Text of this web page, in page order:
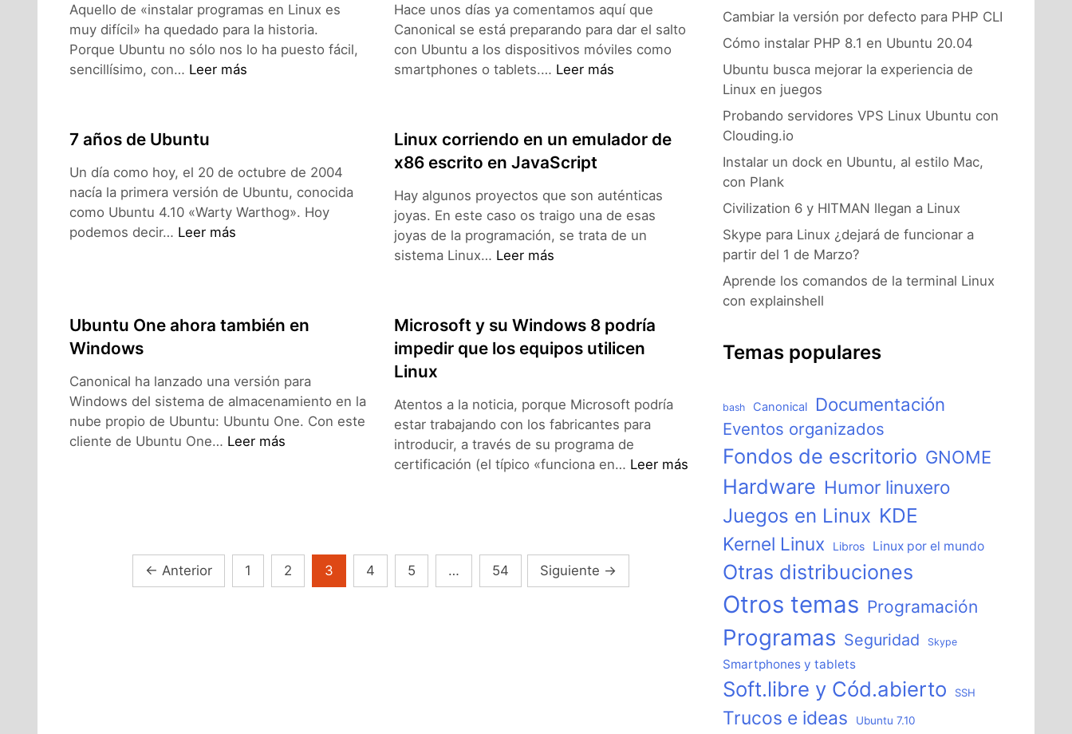
Aquello de «instalar programas en Linux es
muy difícil» ha quedado para la historia.
Porque Ubuntu no sólo nos lo ha puesto fácil,
sencillísimo, con… Instalar
desde
la
Web
Leer más
Hace unos días ya comentamos aquí que
Canonical se está preparando para dar el salto
con Ubuntu a los dispositivos móviles como
smartphones o tablets.… Listas
Ubuntu
para
televisión
y
Leer más
7 años de Ubuntu
Un día como hoy, el 20 de octubre de 2004
nacía la primera versión de Ubuntu, conocida
como Ubuntu 4.10 «Warty Warthog». Hoy
podemos decir… 7Leer más
Linux corriendo en un emulador de
x86 escrito en JavaScript
Hay algunos proyectos que son auténticas
joyas. En este caso os traigo una de esas
joyas de la programación, se trata de un
sistema Linux… Linux
emulador
de
en
JavaScript
Leer más
Ubuntu One ahora también en
Windows
Canonical ha lanzado una versión para
Windows del sistema de almacenamiento en la
nube propio de Ubuntu: Ubuntu One. Con este
cliente de Ubuntu One… Ubuntu
Leer más
Microsoft y su Windows 8 podría
impedir que los equipos utilicen
Linux
Atentos a la noticia, porque Microsoft podría
estar trabajando con los fabricantes para
introducir, a través de su programa de
certificación (el típico «funciona en… Microsoft
Leer más
Navegación
← Anterior 1 2 3 4 5 … 54 Siguiente →
Cambiar la versión por defecto para PHP CLI
Cómo instalar PHP 8.1 en Ubuntu 20.04
Ubuntu busca mejorar la experiencia de
Linux en juegos
Probando servidores VPS Linux Ubuntu con
Clouding.io
Instalar un dock en Ubuntu, al estilo Mac,
con Plank
Civilization 6 y HITMAN llegan a Linux
Skype para Linux ¿dejará de funcionar a
partir del 1 de Marzo?
Aprende los comandos de la terminal Linux
con explainshell
Temas populares
bash Canonical Documentación
Eventos organizados
Fondos de escritorio GNOME
Hardware Humor linuxero
Juegos en Linux KDE
Kernel Linux Libros Linux por el mundo
Otras distribuciones
Otros temas Programación
Programas Seguridad Skype
Smartphones y tablets
Soft.libre y Cód.abierto SSH
Trucos e ideas Ubuntu 7.10